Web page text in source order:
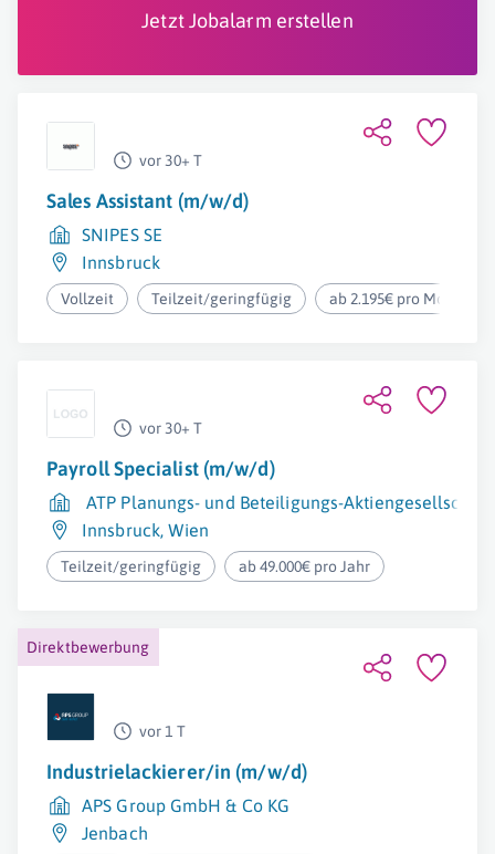
Jetzt Jobalarm erstellen
vor 30+ T
Sales Assistant (m/w/d)
SNIPES SE
Innsbruck
Vollzeit Teilzeit/geringfügig ab 2.195€ pro Monat
vor 30+ T
Payroll Specialist (m/w/d)
ATP Planungs- und Beteiligungs-Aktiengesellschaft
Innsbruck,Wien
Teilzeit/geringfügig ab 49.000€ pro Jahr
Direktbewerbung
vor 1 T
Industrielackierer/in (m/w/d)
APS Group GmbH & Co KG
Jenbach